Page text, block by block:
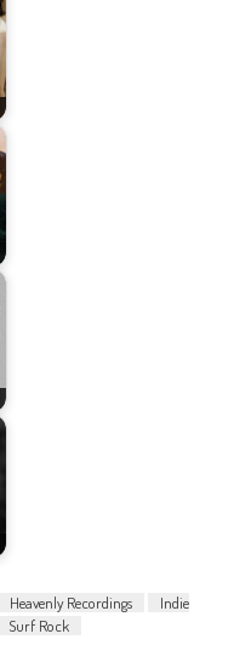
Heavenly Recordings
Indie
Surf Rock